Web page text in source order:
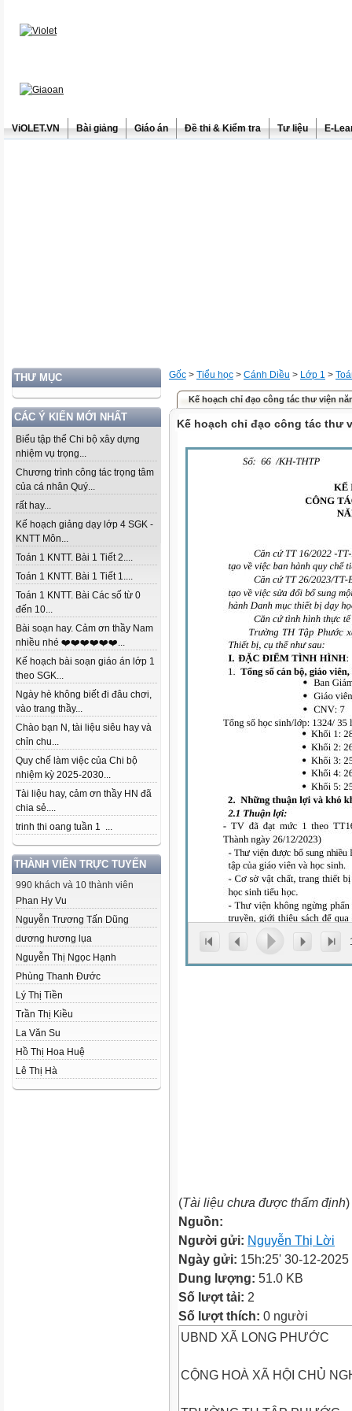
ViOLET.VN Bài giảng Giáo án Đề thi & Kiểm tra Tư liệu E-
THƯ MỤC
CÁC Ý KIẾN MỚI NHẤT
Biểu tập thể Chi bộ xây dựng
nhiệm vụ trọng...
Chương trình công tác trọng tâm
của cá nhân Quý...
rất hay...
Kế hoạch giảng dạy lớp 4 SGK -
KNTT Môn...
Toán 1 KNTT. Bài 1 Tiết 2....
Toán 1 KNTT. Bài 1 Tiết 1....
Toán 1 KNTT. Bài Các số từ 0
đến 10...
Bài soạn hay. Cảm ơn thầy Nam
nhiều nhé ❤️❤️❤️❤️❤️❤️...
Kế hoạch bài soạn giáo án lớp 1
theo SGK...
Ngày hè không biết đi đâu chơi,
vào trang thầy...
Chào bạn N, tài liệu siêu hay và
chỉn chu...
Quy chế làm việc của Chi bộ
nhiệm kỳ 2025-2030...
Tài liệu hay, cảm ơn thầy HN đã
chia sẻ....
trinh thi oang tuần 1 ...
THÀNH VIÊN TRỰC TUYẾN
990 khách và 10 thành viên
Phan Hy Vu
Nguyễn Trương Tấn Dũng
dương hương lụa
Nguyễn Thị Ngọc Hạnh
Phùng Thanh Đước
Lý Thị Tiền
Trần Thị Kiều
La Văn Su
Hồ Thị Hoa Huệ
Lê Thị Hà
Gốc > Tiểu học > Cánh Diều > Lớp 1 >
Kế hoạch chỉ đạo công tác thư viện
Kế hoạch chỉ đạo công tác thư
(Tài liệu chưa được thẩm định)
Nguồn:
Người gửi: Nguyễn Thị Lời
Ngày gửi: 15h:25' 30-12-2025
Dung lượng: 51.0 KB
Số lượt tải: 2
Số lượt thích: 0 người
UBND XÃ LONG PHƯỚC
CỘNG HOÀ XÃ HỘI CHỦ